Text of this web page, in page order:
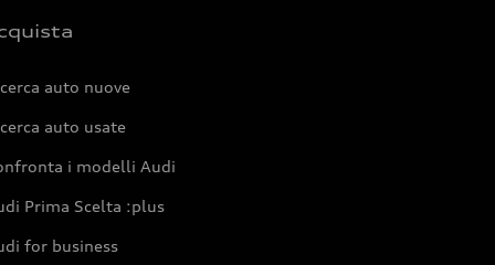
auto nuove
auto usate
i modelli Audi
Prima Scelta :plus
for business